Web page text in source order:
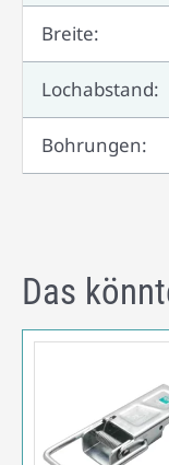
Breite:
Lochabstand:
Bohrungen:
Das